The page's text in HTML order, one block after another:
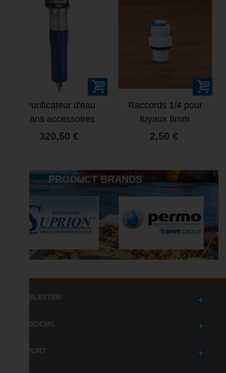
Purificateur d'eau
sans accessoires
320,50 €
Raccords 1/4 pour
tuyaux 6mm
purificateurs et
2,50 €
PRODUCT BRANDS
NEWSLETTER
GET SOCIAL
SUPPORT